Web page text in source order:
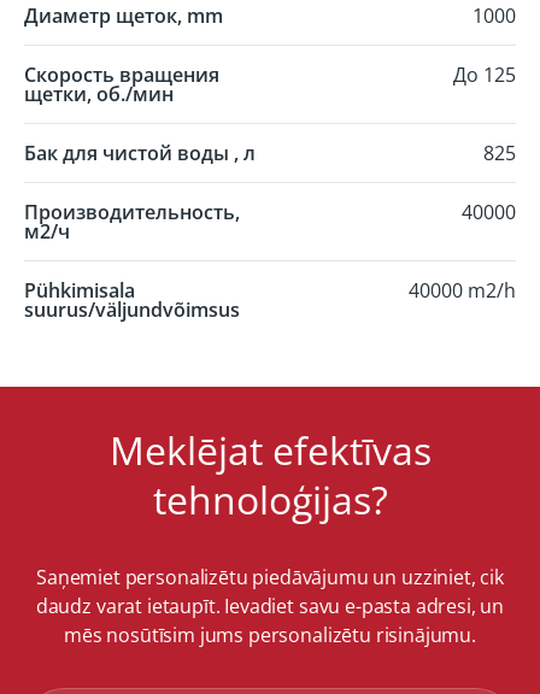
Диаметр щеток, mm 1000
Скорость вращения
щетки, об./мин
До 125
Бак для чистой воды , л 825
Производительность,
м2/ч
40000
Pühkimisala
suurus/väljundvõimsus
40000 m2/h
Meklējat efektīvas
tehnoloģijas?
Saņemiet personalizētu piedāvājumu un uzziniet, cik
daudz varat ietaupīt. Ievadiet savu e-pasta adresi, un
mēs nosūtīsim jums personalizētu risinājumu.